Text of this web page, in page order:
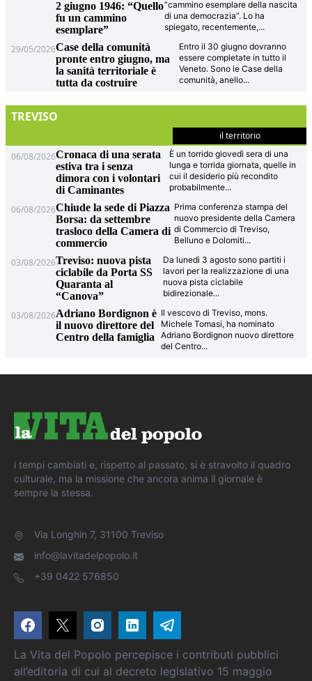
2 giugno 1946: “Quello
fu un cammino
esemplare”
“cammino esemplare della nascita
di una democrazia”. Lo ha
spiegato, recentemente,...
29/05/2026Case della comunità
pronte entro giugno, ma
la sanità territoriale è
tutta da costruire
Entro il 30 giugno dovranno
essere completate in tutto il
Veneto. Sono le Case della
comunità, anello...
TREVISO
il territorio
06/08/2026Cronaca di una serata
estiva tra i senza
dimora con i volontari
di Caminantes
È un torrido giovedì sera di una
lunga e torrida giornata, quelle in
cui il desiderio più recondito
probabilmente...
06/08/2026Chiude la sede di Piazza
Borsa: da settembre
trasloco della Camera di
commercio
Prima conferenza stampa del
nuovo presidente della Camera
di Commercio di Treviso,
Belluno e Dolomiti...
03/08/2026Treviso: nuova pista
ciclabile da Porta SS
Quaranta al
“Canova”
Da lunedì 3 agosto sono partiti i
lavori per la realizzazione di una
nuova pista ciclabile
bidirezionale...
03/08/2026Adriano Bordignon è
il nuovo direttore del
Centro della famiglia
Il vescovo di Treviso, mons.
Michele Tomasi, ha nominato
Adriano Bordignon nuovo direttore
del Centro...
i tempi cambiati e, rispetto al passato, si è stravolto il quadro
culturale, ma la missione che ancora anima il giornale è
sempre la stessa.
Via Longhin 7, 31100 Treviso
info@lavitadelpopolo.it
+39 0422 576850
La Vita del Popolo percepisce i contributi pubblici
all’editoria di cui al decreto legislativo 15 maggio